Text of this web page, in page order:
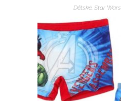
Dětské Star Wars